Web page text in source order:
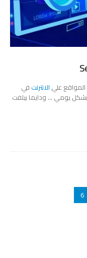
الانترنت في
يومي … ودايما بيلفت
6